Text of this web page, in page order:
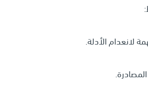
لانعدام الأدلة.